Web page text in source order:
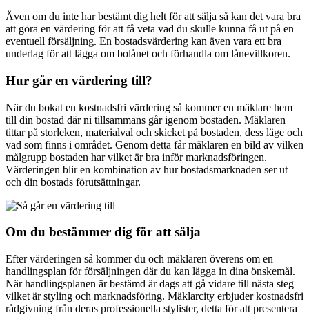
Även om du inte har bestämt dig helt för att sälja så kan det vara bra
att göra en värdering för att få veta vad du skulle kunna få ut på en
eventuell försäljning. En bostadsvärdering kan även vara ett bra
underlag för att lägga om bolånet och förhandla om lånevillkoren.
Hur går en värdering till?
När du bokat en kostnadsfri värdering så kommer en mäklare hem
till din bostad där ni tillsammans går igenom bostaden. Mäklaren
tittar på storleken, materialval och skicket på bostaden, dess läge och
vad som finns i området. Genom detta får mäklaren en bild av vilken
målgrupp bostaden har vilket är bra inför marknadsföringen.
Värderingen blir en kombination av hur bostadsmarknaden ser ut
och din bostads förutsättningar.
Om du bestämmer dig för att sälja
Efter värderingen så kommer du och mäklaren överens om en
handlingsplan för försäljningen där du kan lägga in dina önskemål.
När handlingsplanen är bestämd är dags att gå vidare till nästa steg
vilket är styling och marknadsföring. Mäklarcity erbjuder kostnadsfri
rådgivning från deras professionella stylister, detta för att presentera